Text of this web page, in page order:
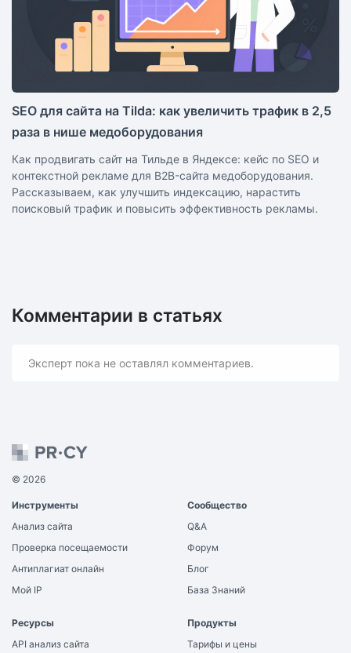
SEO для сайта на Tilda: как увеличить трафик в 2,5
раза в нише медоборудования
Как продвигать сайт на Тильде в Яндексе: кейс по SEO и
контекстной рекламе для B2B-сайта медоборудования.
Рассказываем, как улучшить индексацию, нарастить
поисковый трафик и повысить эффективность рекламы.
Комментарии в статьях
Эксперт пока не оставлял комментариев.
© 2026
Инструменты
Анализ сайта
Проверка посещаемости
Антиплагиат онлайн
Мой IP
Сообщество
Q&A
Форум
Блог
База Знаний
Ресурсы
API анализ сайта
Продукты
Тарифы и цены